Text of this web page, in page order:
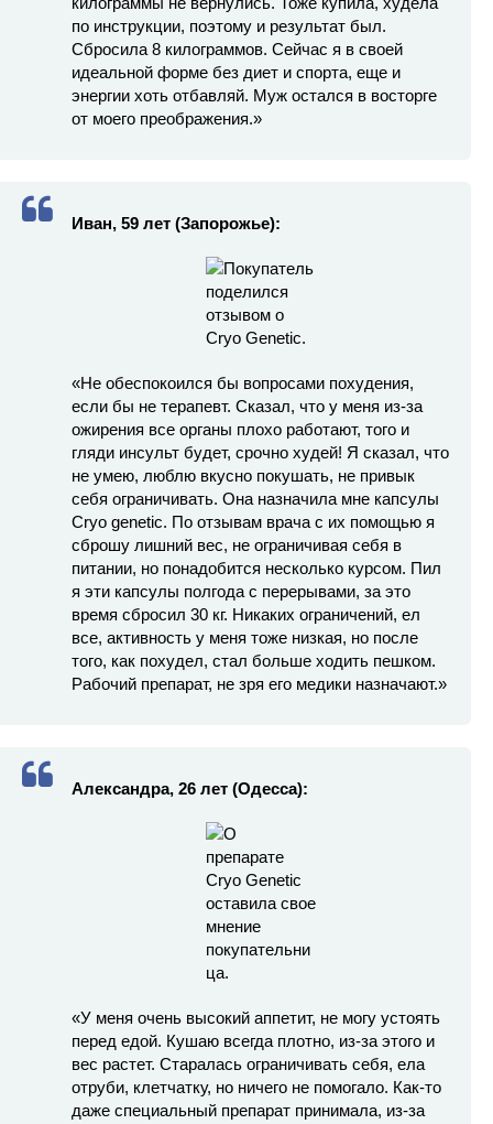
по инструкции, поэтому и результат был.
Сбросила 8 килограммов. Сейчас я в своей
идеальной форме без диет и спорта, еще и
энергии хоть отбавляй. Муж остался в восторге
от моего преображения.»
Иван, 59 лет (Запорожье):
«Не обеспокоился бы вопросами похудения,
если бы не терапевт. Сказал, что у меня из-за
ожирения все органы плохо работают, того и
гляди инсульт будет, срочно худей! Я сказал, что
не умею, люблю вкусно покушать, не привык
себя ограничивать. Она назначила мне капсулы
Cryo genetic. По отзывам врача с их помощью я
сброшу лишний вес, не ограничивая себя в
питании, но понадобится несколько курсом. Пил
я эти капсулы полгода с перерывами, за это
время сбросил 30 кг. Никаких ограничений, ел
все, активность у меня тоже низкая, но после
того, как похудел, стал больше ходить пешком.
Рабочий препарат, не зря его медики назначают.»
Александра, 26 лет (Одесса):
«У меня очень высокий аппетит, не могу устоять
перед едой. Кушаю всегда плотно, из-за этого и
вес растет. Старалась ограничивать себя, ела
отруби, клетчатку, но ничего не помогало. Как-то
даже специальный препарат принимала, из-за